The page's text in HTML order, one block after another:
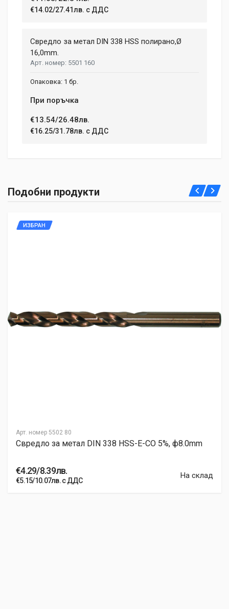
€14.02/27.41лв. с ДДС
Свредло за метал DIN 338 HSS полирано,Ø
16,0mm.
5501 160
1 бр.
При поръчка
€13.54/26.48лв.
€16.25/31.78лв. с ДДС
Подобни продукти
Арт. номер 5502 80
ИЗБРАН
Свредло за метал DIN 338 HSS-E-CO 5%, ф8.0mm
€4.29/8.39лв.
€5.15/10.07лв. с ДДС
На склад